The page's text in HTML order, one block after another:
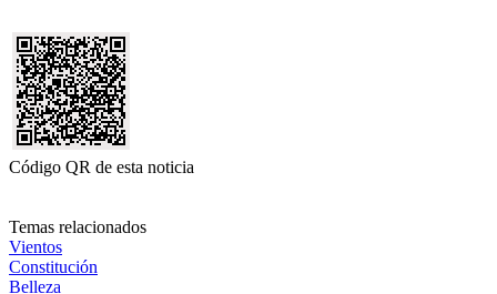
Código QR de esta noticia
Temas relacionados
Vientos
Constitución
Belleza